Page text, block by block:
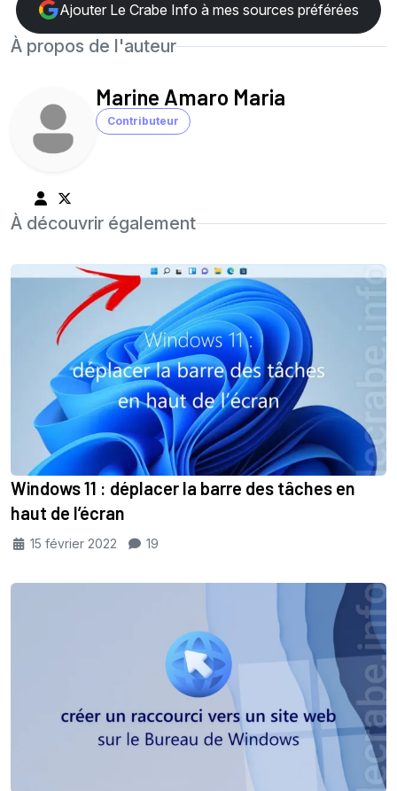
Ajouter Le Crabe Info à mes sources préférées
À propos de l'auteur
Marine Amaro Maria
Contributeur
À découvrir également
Windows 11 : déplacer la barre des tâches en
haut de l’écran
15 février 2022 19